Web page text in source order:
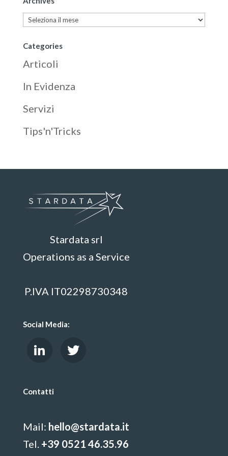
Archives
Categories
Articoli
In Evidenza
Servizi
Tips'n'Tricks
Stardata srl
Operations as a Service
P.IVA IT02298730348
Social Media:
Contatti
Mail: hello@stardata.it
Tel. +39 0521 46.35.96